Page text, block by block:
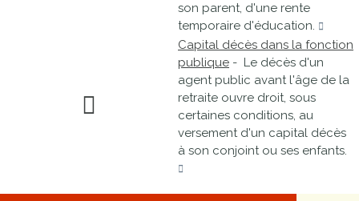
son parent, d'une rente
temporaire d'éducation.
Capital décès dans la fonction
publique - Le décès d'un
agent public avant l'âge de la
retraite ouvre droit, sous
certaines conditions, au
versement d'un capital décès
à son conjoint ou ses enfants.